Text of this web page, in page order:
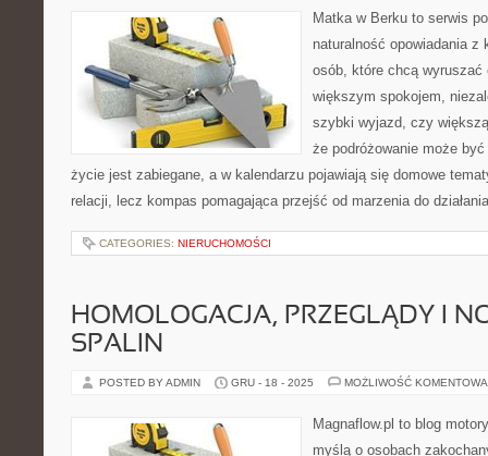
Matka w Berku to serwis
naturalność opowiadania z
osób, które chcą
większym spokojem,
szybki wyjazd, czy
że podróżowanie może
życie jest zabiegane, a w kalendarzu pojawiają się domowe
relacji, lecz kompas pomagająca przejść od marzenia do
CATEGORIES: NIERUCHOMOŚCI
HOMOLOGACJA, PRZEGLĄDY I
SPALIN
POSTED BY ADMIN GRU - 18 - 2025 MOŻLIWOŚĆ
Magnaflow.pl to blog
myślą o osobach